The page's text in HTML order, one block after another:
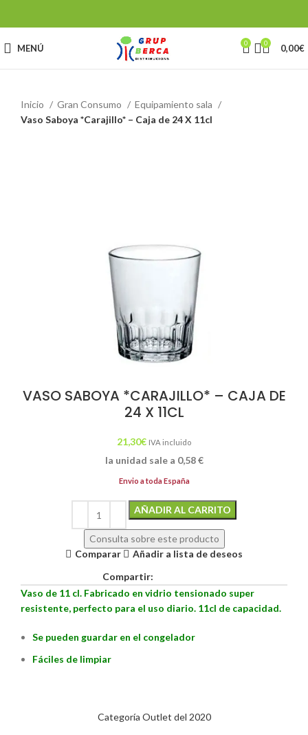
MENÚ 0 0 0,00€
Inicio Gran Consumo
Equipamiento sala
Vaso Saboya *Carajillo* – Caja de 24 X 11cl
VASO SABOYA *CARAJILLO* – CAJA DE
24 X 11CL
21,30€ IVA incluido
la unidad sale a 0,58€
Envio a toda España
AÑADIR AL CARRITO
Consulta sobre este producto
Comparar
Añadir a lista de deseos
Compartir:
Vaso de 11 cl. Fabricado en vidrio tensionado super
resistente, perfecto para el uso diario. 11cl de capacidad.
Se pueden guardar en el congelador
Fáciles de limpiar
Categoría Outlet del 2020